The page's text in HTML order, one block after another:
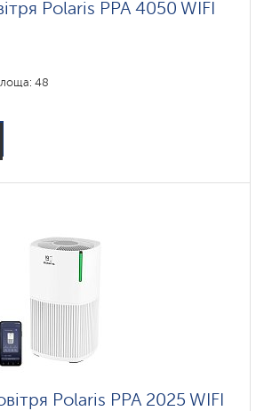
Polaris PPA 4050 WIFI
48
Polaris PPA 2025 WIFI